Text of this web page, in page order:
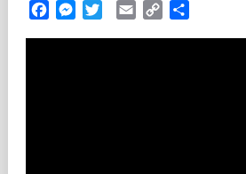
FacebookMessenger
TwitterEmail Copy